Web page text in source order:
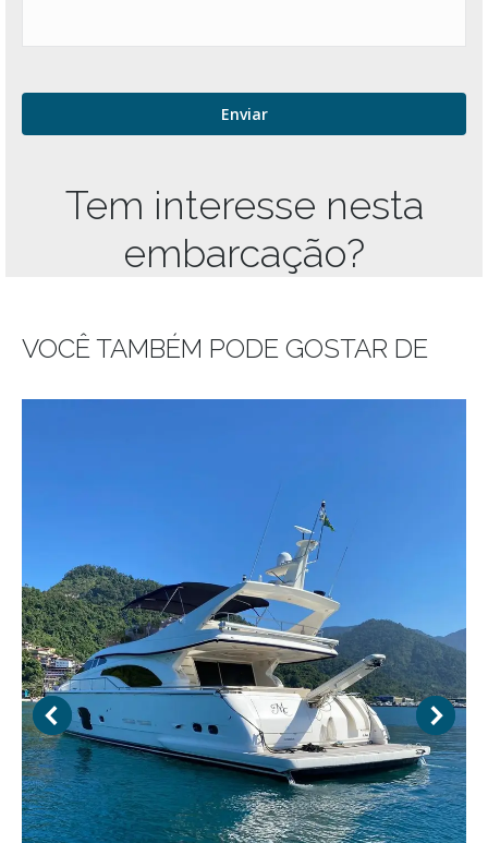
Tem interesse nesta
embarcação?
VOCÊ TAMBÉM PODE GOSTAR DE